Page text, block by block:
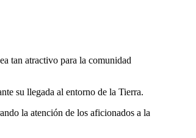
tan atractivo para la comunidad
su llegada al entorno de la Tierra.
la atención de los aficionados a la